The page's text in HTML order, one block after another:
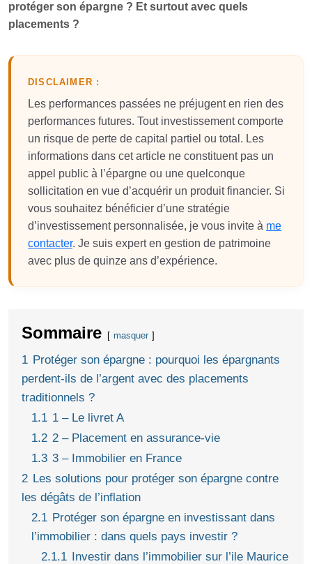
protéger son épargne ? Et surtout avec quels
placements ?
DISCLAIMER :
Les performances passées ne préjugent en rien des
performances futures. Tout investissement comporte
un risque de perte de capital partiel ou total. Les
informations dans cet article ne constituent pas un
appel public à l’épargne ou une quelconque
sollicitation en vue d’acquérir un produit financier. Si
vous souhaitez bénéficier d’une stratégie
d’investissement personnalisée, je vous invite à me
contacter. Je suis expert en gestion de patrimoine
avec plus de quinze ans d’expérience.
Sommaire masquer
1 Protéger son épargne : pourquoi les épargnants
perdent-ils de l’argent avec des placements
traditionnels ?
1.1 1 – Le livret A
1.2 2 – Placement en assurance-vie
1.3 3 – Immobilier en France
2 Les solutions pour protéger son épargne contre
les dégâts de l’inflation
2.1 Protéger son épargne en investissant dans
l’immobilier : dans quels pays investir ?
2.1.1 Investir dans l’immobilier sur l’ile Maurice